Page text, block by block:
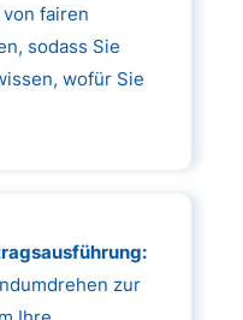
fairen
sodass Sie
wofür Sie
zur